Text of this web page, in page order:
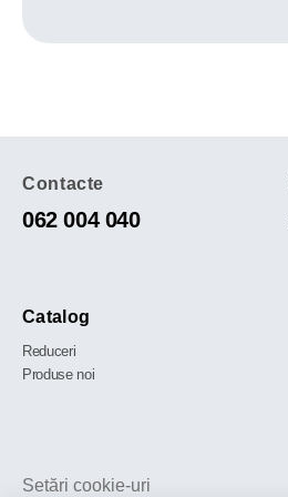
Contacte
062 004 040
Catalog
Reduceri
Produse noi
Setări cookie-uri